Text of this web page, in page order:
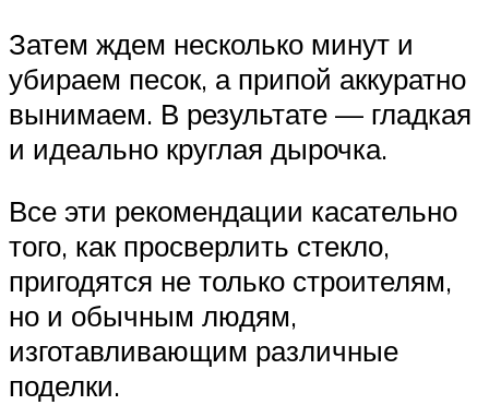
Затем ждем несколько минут и
убираем песок, а припой аккуратно
вынимаем. В результате — гладкая
и идеально круглая дырочка.
Все эти рекомендации касательно
того, как просверлить стекло,
пригодятся не только строителям,
но и обычным людям,
изготавливающим различные
поделки.